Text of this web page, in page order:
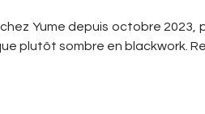
Yume depuis octobre 2023,
plutôt sombre en blackwork.